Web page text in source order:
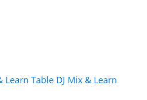
Learn Table DJ Mix & Learn